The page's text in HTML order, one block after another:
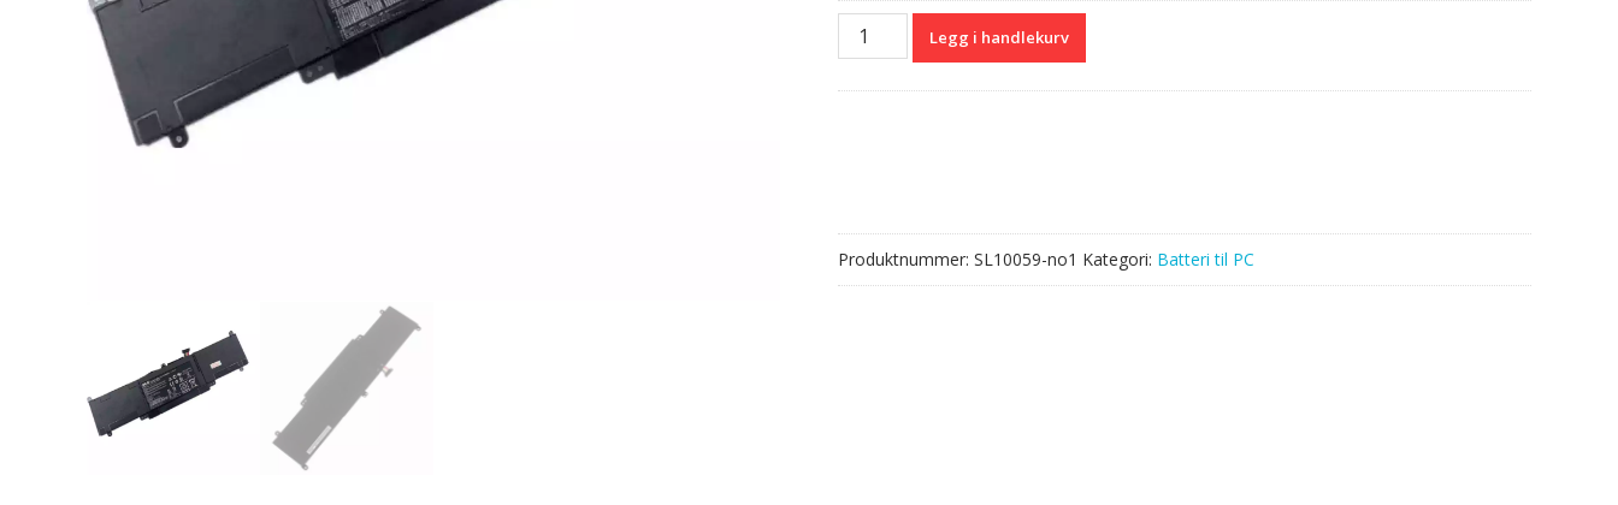
Originalt
batteri
Legg i handlekurv
Produktnummer: SL10059-no1 Kategori: Batteri til PC